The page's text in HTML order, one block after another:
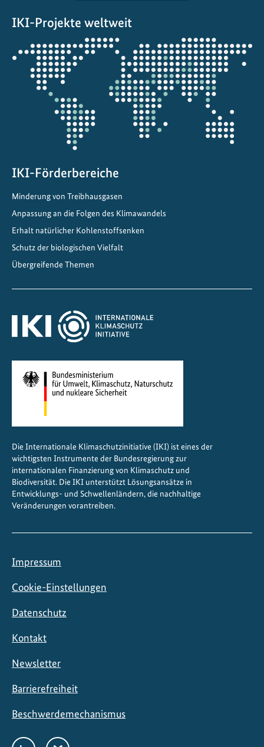
n
W
e
g
z
u
g
h
n
r
w
e
n
d
IKI-Projekte weltweit
Öffnet
die
Projektkarte
IKI-Förderbereiche
Minderung von Treibhausgasen
Anpassung an die Folgen des Klimawandels
Erhalt natürlicher Kohlenstoffsenken
Schutz der biologischen Vielfalt
Übergreifende Themen
Die Internationale Klimaschutzinitiative (IKI) ist eines der
wichtigsten Instrumente der Bundesregierung zur
internationalen Finanzierung von Klimaschutz und
Biodiversität. Die IKI unterstützt Lösungsansätze in
Entwicklungs- und Schwellenländern, die nachhaltige
Veränderungen vorantreiben.
Impressum
Cookie-Einstellungen
Datenschutz
Kontakt
Newsletter
Barrierefreiheit
Beschwerdemechanismus
Social